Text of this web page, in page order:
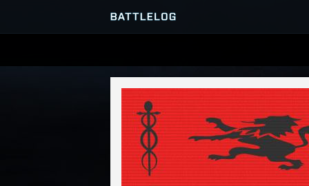
SERVER-BROWSER
MATCHES